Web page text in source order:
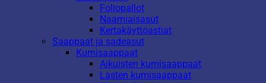
Foliopallot
Naamiaisasut
Kertakäyttöastiat
Saappaat ja sadeasut
Kumisaappaat
Aikuisten kumisaappaat
Lasten kumisaappaat